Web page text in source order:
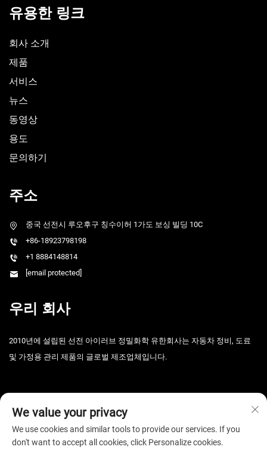
유용한 링크
회사 소개
제품
서비스
뉴스
동영상
용도
문의하기
주소
중국 선전시 루오후구 칭수이허 1가도 보싱 빌딩 10C
+86-18923798198
+1 8884148814
[email protected]
우리 회사
2010년에 설립된 선전 아이러브 정밀화학 유한회사는 자동차 정비, 도료
및 가정용 관리 제품의 글로벌 제조업체입니다.
Copyright © 2026 선전 i-Like 정밀화학유한공자. 판권 소유. - 개인정보 보
We value your privacy
We use cookies and similar tools to provide our services. If you
don't want to accept all cookies, click Personalize cookies.